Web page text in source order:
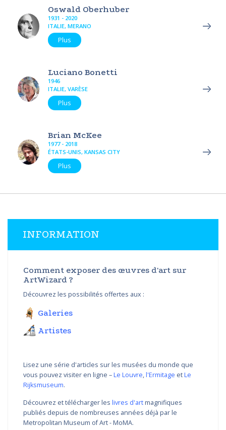
Oswald Oberhuber
1931 - 2020
ITALIE, MERANO
Plus
Luciano Bonetti
1946
ITALIE, VARÈSE
Plus
Brian McKee
1977 - 2018
ÉTATS-UNIS, KANSAS CITY
Plus
INFORMATION
Comment exposer des œuvres d'art sur
ArtWizard ?
Découvrez les possibilités offertes aux :
Galeries
Artistes
Lisez une série d'articles sur les musées du monde que
vous pouvez visiter en ligne –Le Louvre,l'Ermitage etLe
Rijksmuseum.
Découvrez et télécharger les livres d'artmagnifiques
publiés depuis de nombreuses années déjà par le
Metropolitan Museum of Art - MoMA.